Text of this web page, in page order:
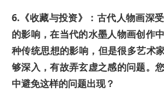
6.《收藏与投资》：古代人物画深
的影响，在当代的水墨人物画创作
种传统思想的影响，但是很多艺术
够深入，有故弄玄虚之感的问题。
中避免这样的问题出现？